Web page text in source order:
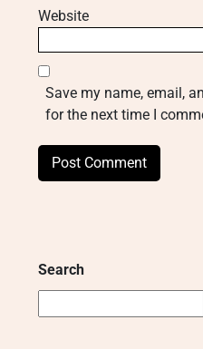
Website
Save my name, email,
for the next time I
Search